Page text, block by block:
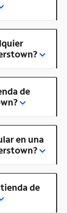
de
en una
de